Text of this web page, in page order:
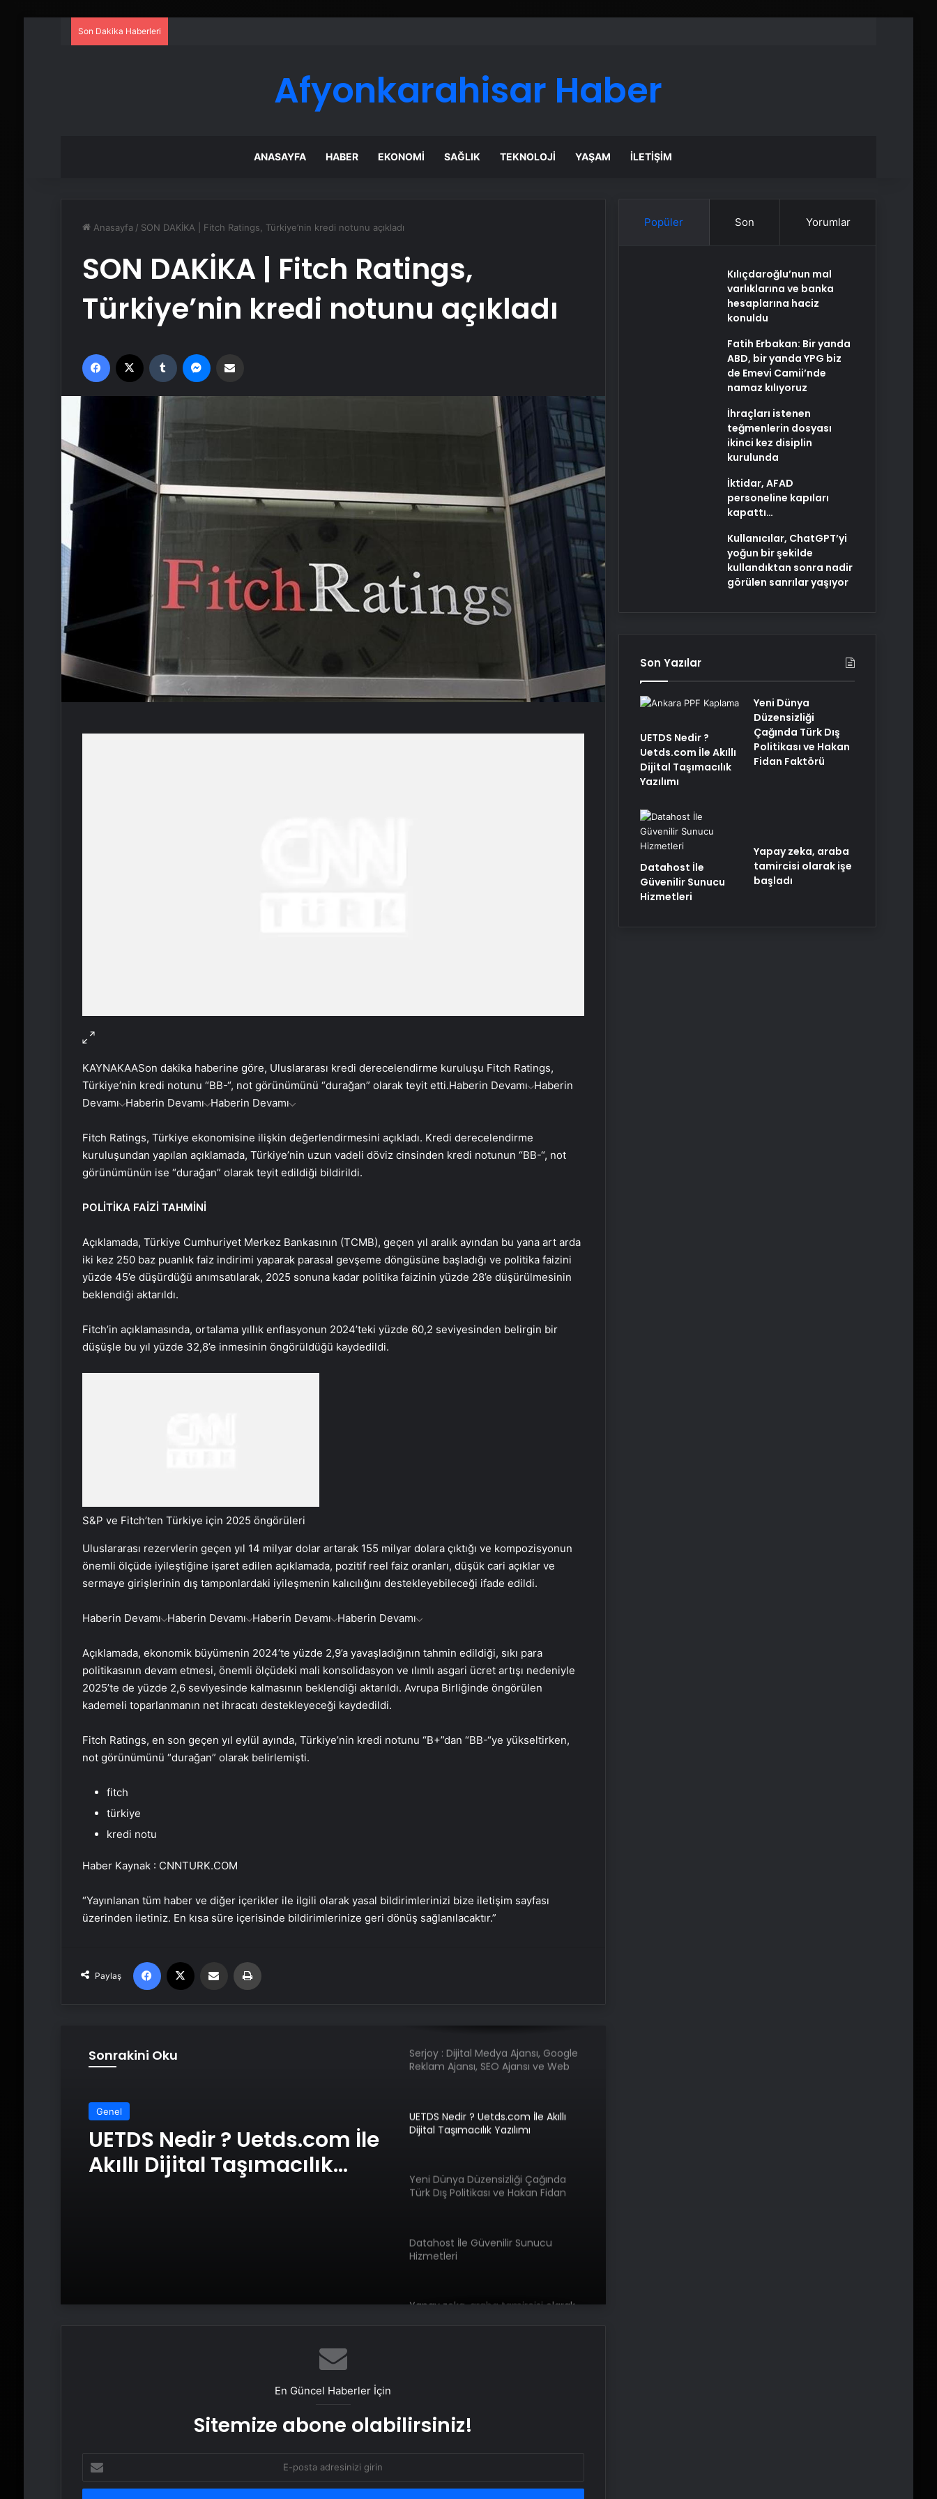
Son Dakika Haberleri
Afyonkarahisar Haber
ANASAYFA HABER EKONOMI SAĞLIK TEKNOLOJI YAŞAM İLETIŞIM
Anasayfa / SON DAKİKA | Fitch Ratings, Türkiye’nin kredi notunu açıkladı
SON DAKİKA | Fitch Ratings,
Türkiye’nin kredi notunu açıkladı
Facebook Tumblr
KAYNAKAASon dakika haberine göre, Uluslararası kredi derecelendirme kuruluşu Fitch Ratings,
Türkiye’nin kredi notunu “BB-“, not görünümünü “durağan” olarak teyit etti.Haberin Devamı Haberin
Devamı Haberin Devamı Haberin Devamı
Fitch Ratings, Türkiye ekonomisine ilişkin değerlendirmesini açıkladı. Kredi derecelendirme
kuruluşundan yapılan açıklamada, Türkiye’nin uzun vadeli döviz cinsinden kredi notunun “BB-“, not
görünümünün ise “durağan” olarak teyit edildiği bildirildi.
POLİTİKA FAİZİ TAHMİNİ
Açıklamada, Türkiye Cumhuriyet Merkez Bankasının (TCMB), geçen yıl aralık ayından bu yana art arda
iki kez 250 baz puanlık faiz indirimi yaparak parasal gevşeme döngüsüne başladığı ve politika faizini
yüzde 45’e düşürdüğü anımsatılarak, 2025 sonuna kadar politika faizinin yüzde 28’e düşürülmesinin
beklendiği aktarıldı.
Fitch’in açıklamasında, ortalama yıllık enflasyonun 2024’teki yüzde 60,2 seviyesinden belirgin bir
düşüşle bu yıl yüzde 32,8’e inmesinin öngörüldüğü kaydedildi.
S&P ve Fitch’ten Türkiye için 2025 öngörüleri
Uluslararası rezervlerin geçen yıl 14 milyar dolar artarak 155 milyar dolara çıktığı ve kompozisyonun
önemli ölçüde iyileştiğine işaret edilen açıklamada, pozitif reel faiz oranları, düşük cari açıklar ve
sermaye girişlerinin dış tamponlardaki iyileşmenin kalıcılığını destekleyebileceği ifade edildi.
Haberin Devamı Haberin Devamı Haberin Devamı Haberin Devamı
Açıklamada, ekonomik büyümenin 2024’te yüzde 2,9’a yavaşladığının tahmin edildiği, sıkı para
politikasının devam etmesi, önemli ölçüdeki mali konsolidasyon ve ılımlı asgari ücret artışı nedeniyle
2025’te de yüzde 2,6 seviyesinde kalmasının beklendiği aktarıldı. Avrupa Birliğinde öngörülen
kademeli toparlanmanın net ihracatı destekleyeceği kaydedildi.
Fitch Ratings, en son geçen yıl eylül ayında, Türkiye’nin kredi notunu “B+”dan “BB-“ye yükseltirken,
not görünümünü “durağan” olarak belirlemişti.
fitch
türkiye
kredi notu
Haber Kaynak : CNNTURK.COM
“Yayınlanan tüm haber ve diğer içerikler ile ilgili olarak yasal bildirimlerinizi bize iletişim sayfası
üzerinden iletiniz. En kısa süre içerisinde bildirimlerinize geri dönüş sağlanılacaktır.”
Paylaş
Facebook Email'den paylaş
Sonrakini Oku
Genel
UETDS Nedir ? Uetds.com İle
Akıllı Dijital Taşımacılık
Japon devi zorda kaldı: Dev proje
Kullanıcılar, ChatGPT’yi yoğun bir
Serjoy : Dijital Medya Ajansı, Google
Reklam Ajansı, SEO Ajansı ve Web
UETDS Nedir ? Uetds.com İle Akıllı
Dijital Taşımacılık Yazılımı
Yeni Dünya Düzensizliği Çağında
Türk Dış Politikası ve Hakan Fidan
Datahost İle Güvenilir Sunucu
Hizmetleri
Yapay zeka, araba tamircisi olarak
Yapay zeka, lotoda asla
En Güncel Haberler İçin
Sitemize abone olabilirsiniz!
posta
adresinizi
Popüler Son Yorumlar
Kılıçdaroğlu’nun mal
varlıklarına ve banka
hesaplarına haciz
konuldu
Fatih Erbakan: Bir yanda
ABD, bir yanda YPG biz
de Emevi Camii’nde
namaz kılıyoruz
İhraçları istenen
teğmenlerin dosyası
ikinci kez disiplin
kurulunda
İktidar, AFAD
personeline kapıları
kapattı…
Kullanıcılar, ChatGPT’yi
yoğun bir şekilde
kullandıktan sonra nadir
görülen sanrılar yaşıyor
Son Yazılar
UETDS Nedir ?
Uetds.com İle Akıllı
Dijital Taşımacılık
Yazılımı
Yeni Dünya
Düzensizliği
Çağında Türk Dış
Politikası ve Hakan
Fidan Faktörü
Datahost İle
Güvenilir Sunucu
Hizmetleri
Yapay zeka, araba
tamircisi olarak işe
başladı